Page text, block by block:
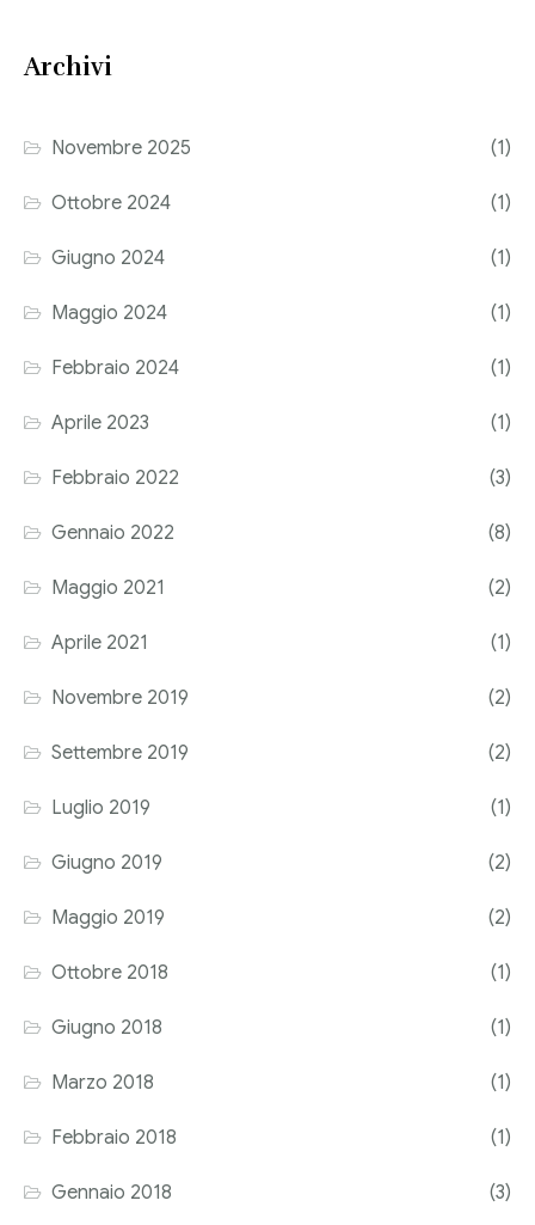
Revisione legale
Archivi
Novembre 2025 (1)
Ottobre 2024 (1)
Giugno 2024 (1)
Maggio 2024 (1)
Febbraio 2024 (1)
Aprile 2023 (1)
Febbraio 2022 (3)
Gennaio 2022 (8)
Maggio 2021 (2)
Aprile 2021 (1)
Novembre 2019 (2)
Settembre 2019 (2)
Luglio 2019 (1)
Giugno 2019 (2)
Maggio 2019 (2)
Ottobre 2018 (1)
Giugno 2018 (1)
Marzo 2018 (1)
Febbraio 2018 (1)
Gennaio 2018 (3)